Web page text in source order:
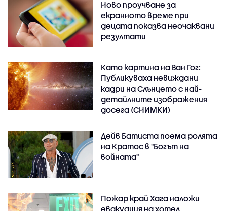
Ново проучване за
екранното време при
децата показва неочаквани
резултати
Като картина на Ван Гог:
Публикуваха невиждани
кадри на Слънцето с най-
детайлните изображения
досега (СНИМКИ)
Дейв Батиста поема ролята
на Кратос в "Богът на
войната"
Пожар край Хага наложи
евакуация на хотел